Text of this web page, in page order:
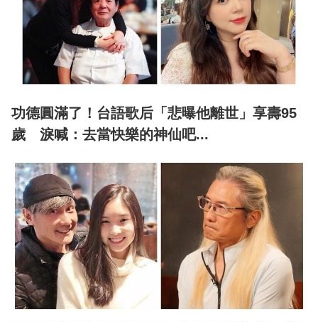
功德圓滿了！台語歌后「悲曝他離世」享壽95
歲 淚喊：去當快樂的神仙吧...